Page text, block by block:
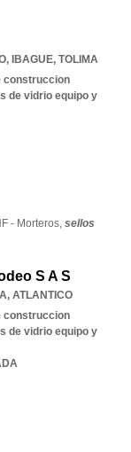
, IBAGUE, TOLIMA
construccion
de vidrio equipo y
- Morteros, sellos
S A S
, ATLANTICO
construccion
de vidrio equipo y